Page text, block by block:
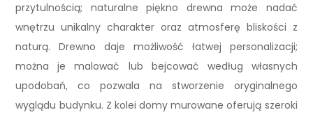
przytulnością; naturalne piękno drewna może nadać
wnętrzu unikalny charakter oraz atmosferę bliskości z
naturą. Drewno daje możliwość łatwej personalizacji;
można je malować lub bejcować według własnych
upodobań, co pozwala na stworzenie oryginalnego
wyglądu budynku. Z kolei domy murowane oferują szeroki